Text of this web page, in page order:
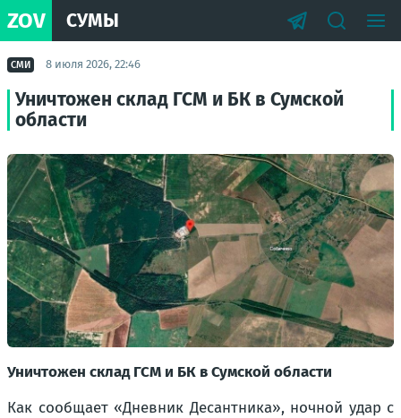
ZOV СУМЫ
СМИ 8 июля 2026, 22:46
Уничтожен склад ГСМ и БК в Сумской
области
Уничтожен склад ГСМ и БК в Сумской области
Как сообщает «Дневник Десантника», ночной удар с